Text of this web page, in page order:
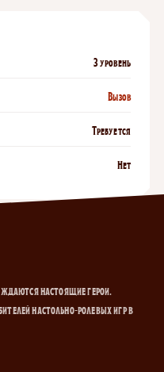
3 уровень
Вызов
Требуется
Нет
настоящие герои.
настольно-ролевых игр в